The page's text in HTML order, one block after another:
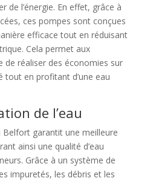
de l’énergie. En effet, grâce à
ces pompes sont conçues
efficace tout en réduisant
Cela permet aux
de réaliser des économies sur
tout en profitant d’une eau
de l’eau
Belfort garantit une meilleure
ainsi une qualité d’eau
Grâce à un système de
impuretés, les débris et les